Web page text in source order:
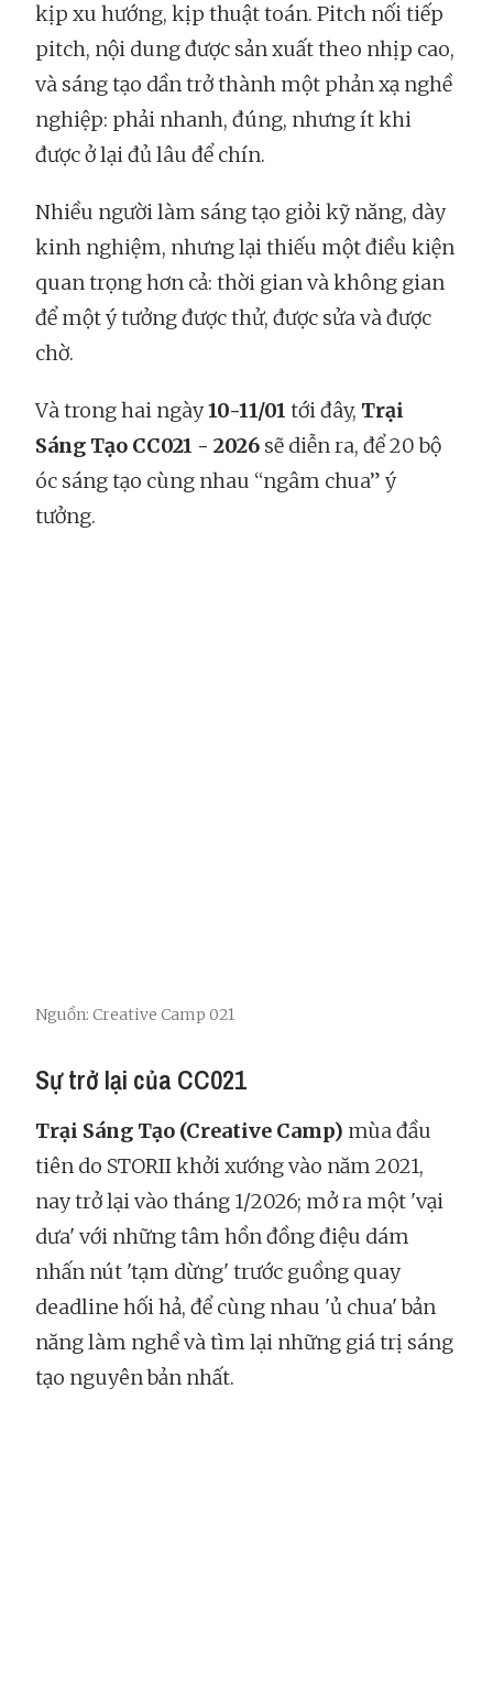
kịp xu hướng, kịp thuật toán. Pitch nối tiếp
pitch, nội dung được sản xuất theo nhịp cao,
và sáng tạo dần trở thành một phản xạ nghề
nghiệp: phải nhanh, đúng, nhưng ít khi
được ở lại đủ lâu để chín.
Nhiều người làm sáng tạo giỏi kỹ năng, dày
kinh nghiệm, nhưng lại thiếu một điều kiện
quan trọng hơn cả: thời gian và không gian
để một ý tưởng được thử, được sửa và được
chờ.
Và trong hai ngày10-11/01 tới đây, Trại
Sáng Tạo CC021 - 2026 sẽ diễn ra, để 20 bộ
óc sáng tạo cùng nhau “ngâm chua” ý
tưởng.
Nguồn: Creative Camp 021
Sự trở lại của CC021
Trại Sáng Tạo (Creative Camp) mùa đầu
tiên do STORII khởi xướng vào năm 2021,
nay trở lại vào tháng 1/2026; mở ra một 'vại
dưa' với những tâm hồn đồng điệu dám
nhấn nút 'tạm dừng' trước guồng quay
deadline hối hả, để cùng nhau 'ủ chua' bản
năng làm nghề và tìm lại những giá trị sáng
tạo nguyên bản nhất.